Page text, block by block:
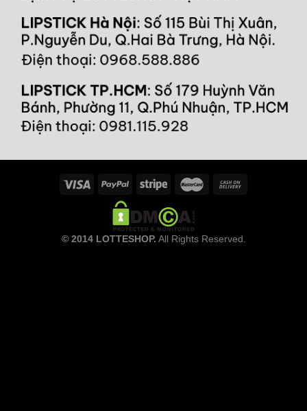
© 2014 LOTTESHOP. All Rights Reserved.